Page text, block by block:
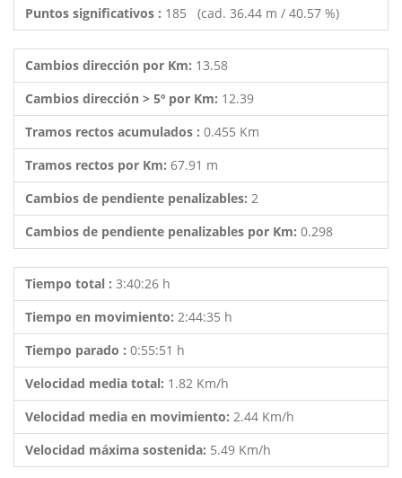
Puntos significativos : 185 (cad. 36.44 m / 40.57 %)
Cambios dirección por Km: 13.58
Cambios dirección > 5º por Km: 12.39
Tramos rectos acumulados : 0.455 Km
Tramos rectos por Km: 67.91 m
Cambios de pendiente penalizables: 2
Cambios de pendiente penalizables por Km: 0.298
Tiempo total : 3:40:26 h
Tiempo en movimiento: 2:44:35 h
Tiempo parado : 0:55:51 h
Velocidad media total: 1.82 Km/h
Velocidad media en movimiento: 2.44 Km/h
Velocidad máxima sostenida: 5.49 Km/h